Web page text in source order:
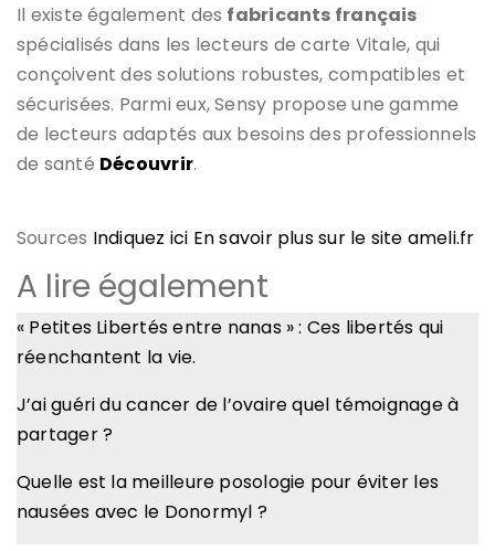
Il existe également des fabricants français
spécialisés dans les lecteurs de carte Vitale, qui
conçoivent des solutions robustes, compatibles et
sécurisées. Parmi eux, Sensy propose une gamme
de lecteurs adaptés aux besoins des professionnels
de santé Découvrir.
Sources Indiquez ici En savoir plus sur le site ameli.fr
A lire également
« Petites Libertés entre nanas » : Ces libertés qui
réenchantent la vie.
J’ai guéri du cancer de l’ovaire quel témoignage à
partager ?
Quelle est la meilleure posologie pour éviter les
nausées avec le Donormyl ?